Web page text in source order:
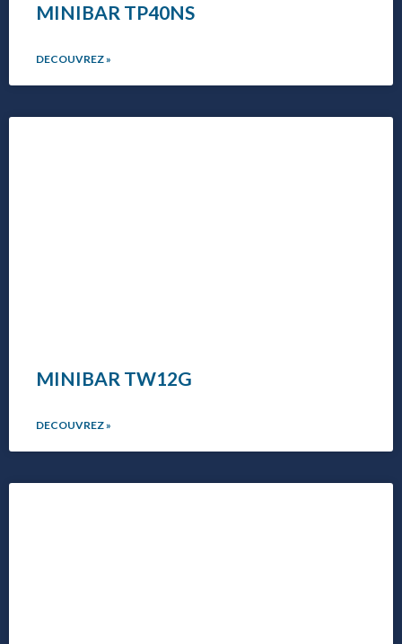
MINIBAR TP40NS
DECOUVREZ »
MINIBAR TW12G
DECOUVREZ »